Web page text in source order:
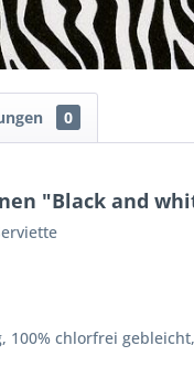
0
"Black and
100% chlorfrei